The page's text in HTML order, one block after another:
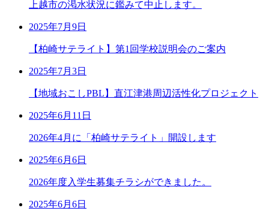
上越市の渇水状況に鑑みて中止します。
2025年7月9日
【柏崎サテライト】第1回学校説明会のご案内
2025年7月3日
【地域おこしPBL】直江津港周辺活性化プロジェクト
2025年6月11日
2026年4月に「柏崎サテライト」開設します
2025年6月6日
2026年度入学生募集チラシができました。
2025年6月6日